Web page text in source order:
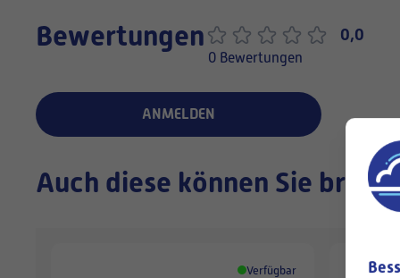
Bewertungen 0,0
0 Bewertungen
ANMELDEN
Auch diese können Sie
Verfügbar